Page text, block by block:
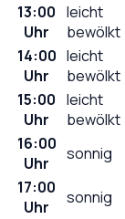
13:00
Uhr
leicht
bewölkt
14:00
Uhr
leicht
bewölkt
15:00
Uhr
leicht
bewölkt
16:00
Uhr
sonnig
17:00
Uhr
sonnig